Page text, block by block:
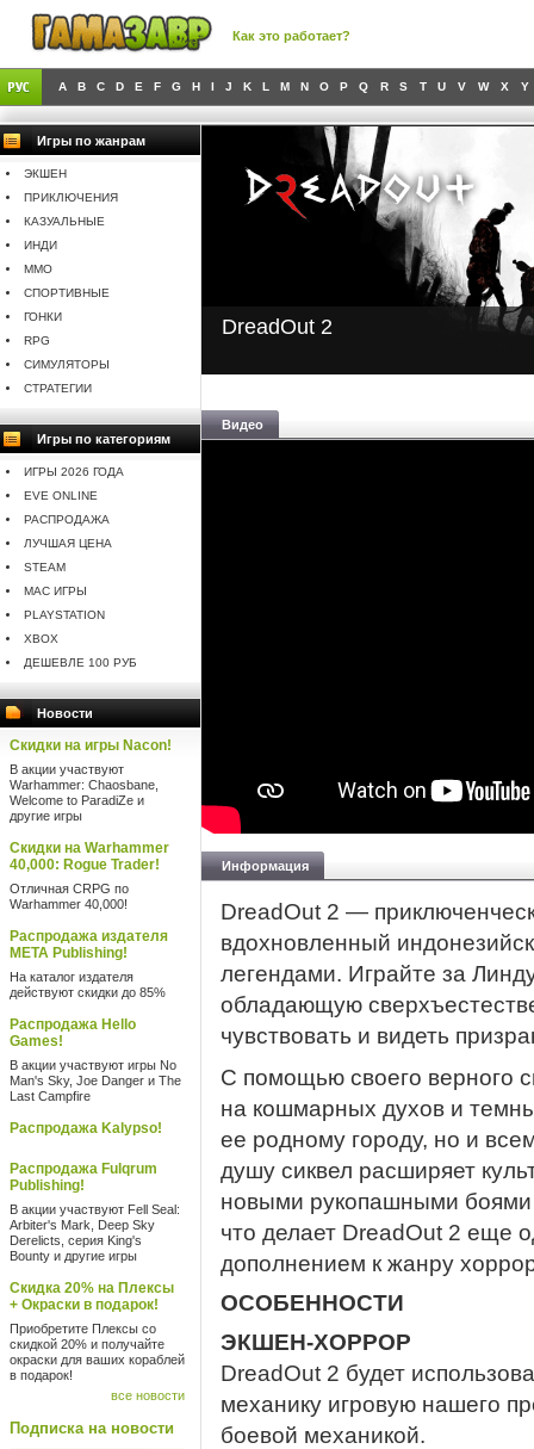
Как это работает?
A B C D E F G H I J K L M N O P Q R S T U V W X Y
Игры по жанрам
ЭКШЕН
ПРИКЛЮЧЕНИЯ
КАЗУАЛЬНЫЕ
ИНДИ
MMO
СПОРТИВНЫЕ
ГОНКИ
RPG
СИМУЛЯТОРЫ
СТРАТЕГИИ
Игры по категориям
ИГРЫ 2026 ГОДА
EVE ONLINE
РАСПРОДАЖА
ЛУЧШАЯ ЦЕНА
STEAM
MAC ИГРЫ
PLAYSTATION
XBOX
ДЕШЕВЛЕ 100 РУБ
Новости
Скидки на игры Nacon!
В акции участвуют
Warhammer: Chaosbane,
Welcome to ParadiZe и
другие игры
Скидки на Warhammer
40,000: Rogue Trader!
Отличная CRPG по
Warhammer 40,000!
Распродажа издателя
META Publishing!
На каталог издателя
действуют скидки до 85%
Распродажа Hello
Games!
В акции участвуют игры No
Man's Sky, Joe Danger и The
Last Campfire
Распродажа Kalypso!
Распродажа Fulqrum
Publishing!
В акции участвуют Fell Seal:
Arbiter's Mark, Deep Sky
Derelicts, серия King's
Bounty и другие игры
Скидка 20% на Плексы
+ Окраски в подарок!
Приобретите Плексы со
скидкой 20% и получайте
окраски для ваших кораблей
в подарок!
все новости
Подписка на новости
DreadOut 2
Видео
Информация
DreadOut 2 —
вдохновленный
легендами. Играйте за
обладающую
чувствовать и видеть
С помощью своего верного
на кошмарных духов и
ее родному городу, но и
душу сиквел расширяет
новыми рукопашными
что делает DreadOut 2
дополнением к жанру
ОСОБЕННОСТИ
ЭКШЕН-ХОРРОР
DreadOut 2 будет
механику игровую нашего
боевой механикой.